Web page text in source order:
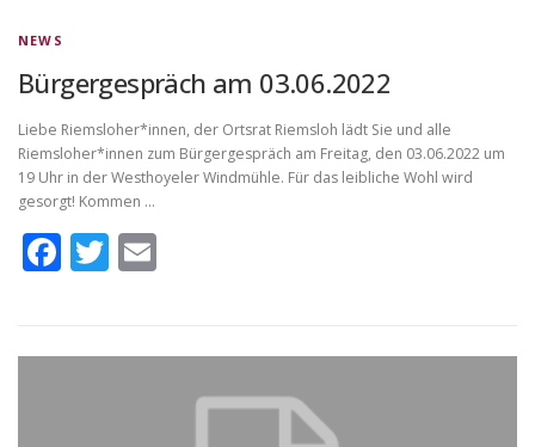
NEWS
Bürgergespräch am 03.06.2022
Liebe Riemsloher*innen, der Ortsrat Riemsloh lädt Sie und alle
Riemsloher*innen zum Bürgergespräch am Freitag, den 03.06.2022 um
19 Uhr in der Westhoyeler Windmühle. Für das leibliche Wohl wird
gesorgt! Kommen …
Facebook
Twitter